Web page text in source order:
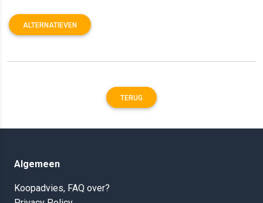
ALTERNATIEVEN
TERUG
Algemeen
Koopadvies, FAQ over?